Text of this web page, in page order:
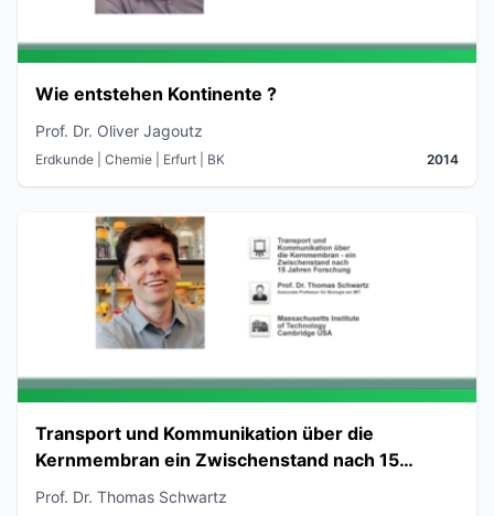
Wie entstehen Kontinente ?
Prof. Dr. Oliver Jagoutz
Erdkunde | Chemie | Erfurt | BK 2014
Transport und Kommunikation über die
Kernmembran ein Zwischenstand nach 15
Jahren Forschung
Prof. Dr. Thomas Schwartz